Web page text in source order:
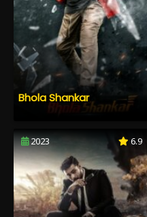
Bhola Shankar
2023 6.9